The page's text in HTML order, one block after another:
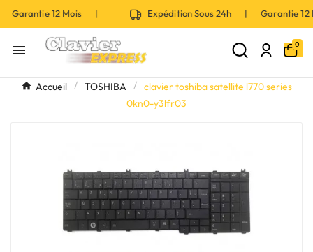
12 Mois | Expédition Sous 24h | Garantie
 0
Accueil TOSHIBA
clavier toshiba satellite l770 series
0kn0-y3lfr03